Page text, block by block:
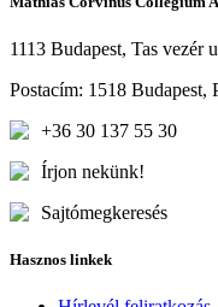
1113 Budapest, Tas vezér
Postacím: 1518 Budapest,
+36 30 137 55 30
Írjon nekünk!
Sajtómegkeresés
Hasznos linkek